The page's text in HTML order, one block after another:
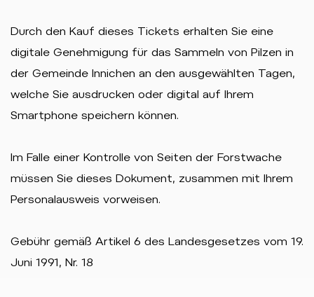
Durch den Kauf dieses Tickets erhalten Sie eine
digitale Genehmigung für das Sammeln von Pilzen in
der Gemeinde Innichen an den ausgewählten Tagen,
welche Sie ausdrucken oder digital auf Ihrem
Smartphone speichern können.
Im Falle einer Kontrolle von Seiten der Forstwache
müssen Sie dieses Dokument, zusammen mit Ihrem
Personalausweis vorweisen.
Gebühr gemäß Artikel 6 des Landesgesetzes vom 19.
Juni 1991, Nr. 18